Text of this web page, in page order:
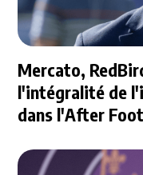
Mercato,
l'intégralité de
dans l'After